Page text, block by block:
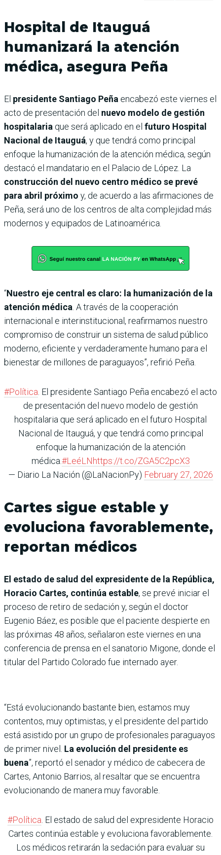
Hospital de Itauguá
humanizará la atención
médica, asegura Peña
El presidente Santiago Peña encabezó este viernes el
acto de presentación del nuevo modelo de gestión
hospitalaria que será aplicado en el futuro Hospital
Nacional de Itauguá, y que tendrá como principal
enfoque la humanización de la atención médica, según
destacó el mandatario en el Palacio de López. La
construcción del nuevo centro médico se prevé
para abril próximo y, de acuerdo a las afirmaciones de
Peña, será uno de los centros de alta complejidad más
modernos y equipados de Latinoamérica.
“Nuestro eje central es claro: la humanización de la
atención médica . A través de la cooperación
internacional e interinstitucional, reafirmamos nuestro
compromiso de construir un sistema de salud público
moderno, eficiente y verdaderamente humano para el
bienestar de millones de paraguayos”, refirió Peña.
#Política . El presidente Santiago Peña encabezó el acto
de presentación del nuevo modelo de gestión
hospitalaria que será aplicado en el futuro Hospital
Nacional de Itauguá, y que tendrá como principal
enfoque la humanización de la atención
médica.#LeéLNhttps://t.co/ZGA5C2pcX3
— Diario La Nación (@LaNacionPy) February 27, 2026
Cartes sigue estable y
evoluciona favorablemente,
reportan médicos
El estado de salud del expresidente de la República,
Horacio Cartes, continúa estable, se prevé iniciar el
proceso de retiro de sedación y, según el doctor
Eugenio Báez, es posible que el paciente despierte en
las próximas 48 años, señalaron este viernes en una
conferencia de prensa en el sanatorio Migone, donde el
titular del Partido Colorado fue internado ayer.
“Está evolucionando bastante bien, estamos muy
contentos, muy optimistas, y el presidente del partido
está asistido por un grupo de profesionales paraguayos
de primer nivel. La evolución del presidente es
buena”, reportó el senador y médico de cabecera de
Cartes, Antonio Barrios, al resaltar que se encuentra
evolucionando de manera muy favorable.
#Política . El estado de salud del expresidente Horacio
Cartes continúa estable y evoluciona favorablemente.
Los médicos retirarán la sedación para evaluar su